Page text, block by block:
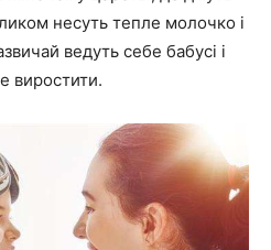
несуть тепле молочко і
ведуть себе бабусі і
виростити.